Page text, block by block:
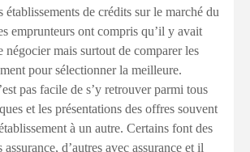
établissements de crédits sur le marché du
emprunteurs ont compris qu’il y avait
négocier mais surtout de comparer les
pour sélectionner la meilleure.
pas facile de s’y retrouver parmi tous
et les présentations des offres souvent
à un autre. Certains font des
d’autres avec assurance et il